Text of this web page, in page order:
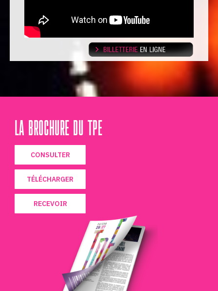
LA BROCHURE DU TPE
CONSULTER
TÉLÉCHARGER
RECEVOIR